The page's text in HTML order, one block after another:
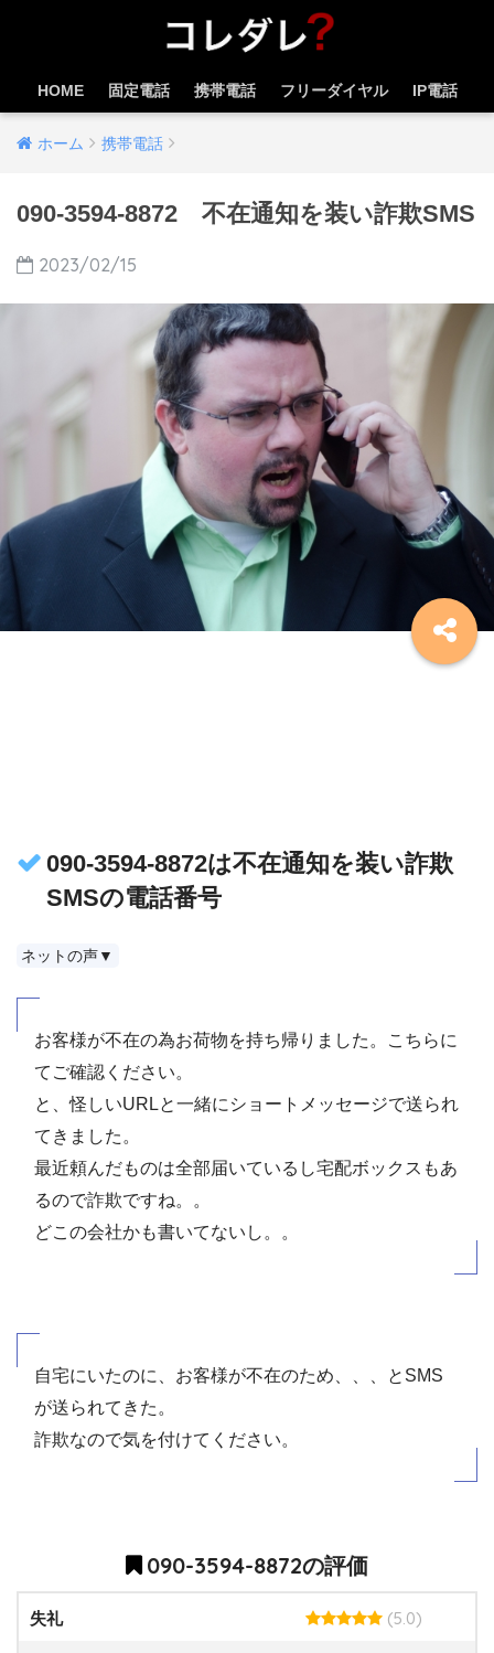
HOME 固定電話 携帯電話 フリーダイヤル IP電話
ホーム 携帯電話
090-3594-8872 不在通知を装い詐欺SMS
2023/02/15
090-3594-8872は不在通知を装い詐欺
SMSの電話番号
ネットの声▼
お客様が不在の為お荷物を持ち帰りました。こちらに
てご確認ください。
と、怪しいURLと一緒にショートメッセージで送られ
てきました。
最近頼んだものは全部届いているし宅配ボックスもあ
るので詐欺ですね。。
どこの会社かも書いてないし。。
自宅にいたのに、お客様が不在のため、、、とSMS
が送られてきた。
詐欺なので気を付けてください。
090-3594-8872の評価
失礼 (5.0)